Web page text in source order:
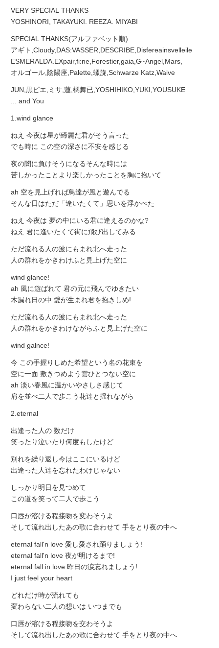
VERY SPECIAL THANKS
YOSHINORI, TAKAYUKI. REEZA. MIYABI
SPECIAL THANKS(アルファベット順)
アギト,Cloudy,DAS:VASSER,DESCRIBE,Disfereainsvelleile
ESMERALDA.EXpair,fi:ne,Forestier,gaia,G~Angel,Mars,
オルゴール,陰陽座,Palette,螺旋,Schwarze Katz,Waive
JUN,黒ピエ,ミサ,蓮,橘舞已,YOSHIHIKO,YUKI,YOUSUKE
... and You
1.wind glance
ねえ 今夜は星が締麗だ君がそう言った
でも時に この空の深さに不安を感じる
夜の闇に負けそうになるそんな時には
苦しかったことより楽しかったことを胸に抱いて
ah 空を見上げれば鳥達が風と遊んでる
そんな日はただ「逢いたくて」思いを浮かべた
ねえ 今夜は 夢の中にいる君に逢えるのかな?
ねえ 君に逢いたくて街に飛び出してみる
ただ流れる人の波にもまれ北へ走った
人の群れをかきわけふと見上げた空に
wind glance!
ah 風に遊ばれて 君の元に飛んでゆきたい
木漏れ日の中 愛が生まれ君を抱きしめ!
ただ流れる人の波にもまれ北へ走った
人の群れをかきわけながらふと見上げた空に
wind galnce!
今 この手握りしめた希望という名の花束を
空に一面 敷きつめよう雲ひとつない空に
ah 淡い春風に温かいやさしさ感じて
肩を並べ二人で歩こう花達と揺れながら
2.eternal
出逢った人の 数だけ
笑ったり泣いたり何度もしたけど
別れを繰り返し今はここにいるけど
出逢った人達を忘れたわけじゃない
しっかり明日を見つめて
この道を笑って二人で歩こう
口唇が溶ける程接吻を変わそうよ
そして流れ出したあの歌に合わせて 手をとり夜の中へ
eternal fall'n love 愛し愛され踊りましょう!
eternal fall'n love 夜が明けるまで!
eternal fall in love 昨日の涙忘れましょう!
I just feel your heart
どれだけ時が流れても
変わらない二人の想いは いつまでも
口唇が溶ける程接吻を交わそうよ
そして流れ出したあの歌に合わせて 手をとり夜の中へ